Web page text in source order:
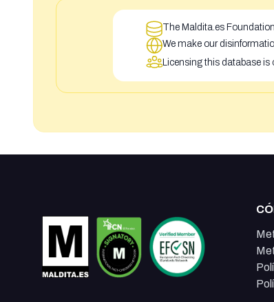
The Maldita.es
We make our
Licensing this database is